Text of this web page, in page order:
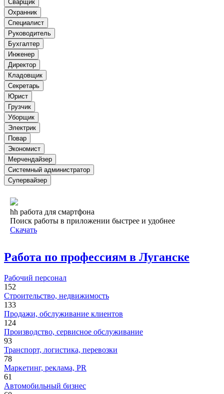
Сварщик
Охранник
Специалист
Руководитель
Бухгалтер
Инженер
Директор
Кладовщик
Секретарь
Юрист
Грузчик
Уборщик
Электрик
Повар
Экономист
Мерчендайзер
Системный администратор
Супервайзер
hh работа для смартфона
Поиск работы в приложении быстрее и удобнее
Скачать
Работа по профессиям в Луганске
Рабочий персонал
152
Строительство, недвижимость
133
Продажи, обслуживание клиентов
124
Производство, сервисное обслуживание
93
Транспорт, логистика, перевозки
78
Маркетинг, реклама, PR
61
Автомобильный бизнес